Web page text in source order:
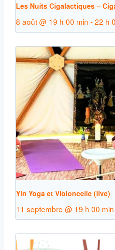
Les Nuits Cigalactiques –
8 août @ 19 h 00 min -22 h
Yin Yoga et Violoncelle (live)
11 septembre @ 19 h 00 min